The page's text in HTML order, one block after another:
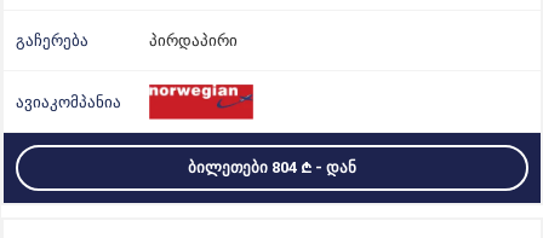
პირდაპირი
ᲑᲘᲚᲔᲗᲔᲑᲘ 804 - ᲓᲐᲜ